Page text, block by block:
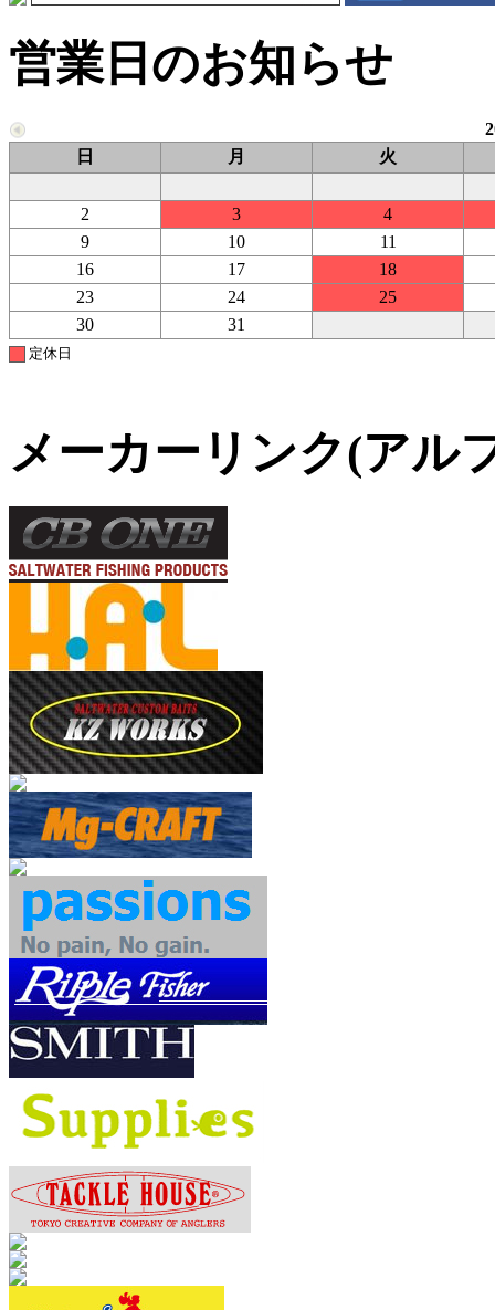
営業日のお知らせ
日
月 火
2 3
4
9
10
11
16
17
18
23
24
25
30
31
定休日
メーカーリンク(アル